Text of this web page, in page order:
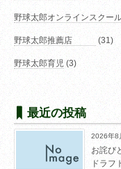
野球太郎オンラインスクー
野球太郎推薦店 (31)
野球太郎育児 (3)
最近の投稿
2026年8
お詫び
ドラフ